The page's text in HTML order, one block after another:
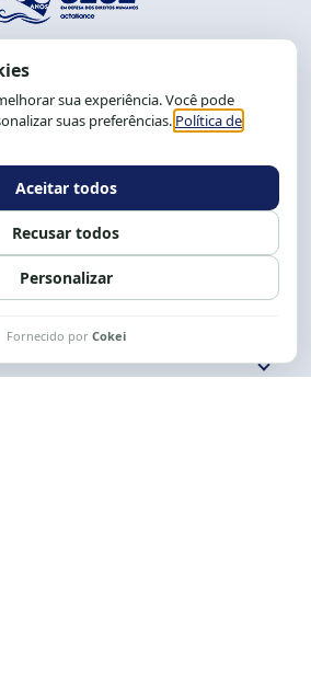
R. da Graça, 150. Graça
CEP: 40.150-055
Salvador-BA, Brasil.
Cel.: (71) 9 9239-2104 ou 2105
8h às 12h e 13 às 17h.
redes Fale conosco